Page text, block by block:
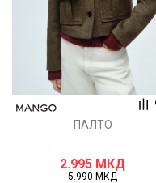
ПАЛТО
2.995 МКД
5.990МКД